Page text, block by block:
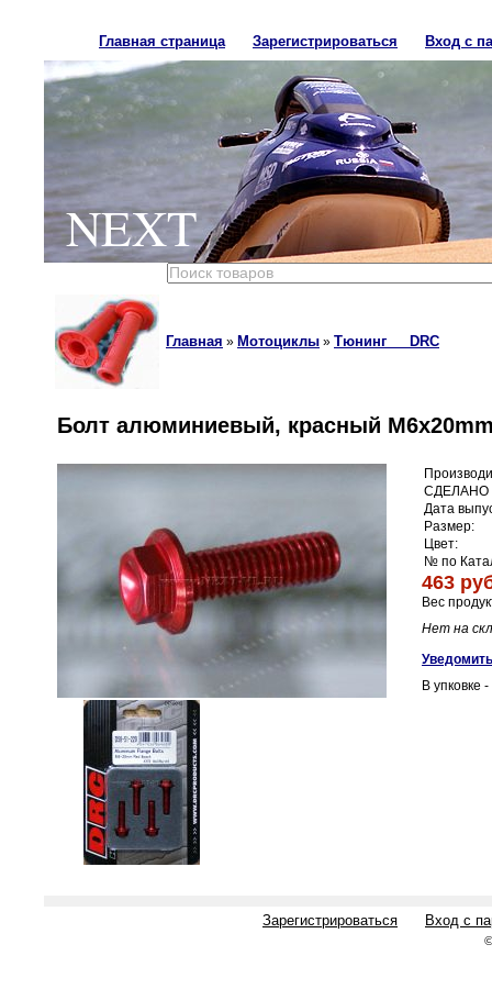
Главная страница Зарегистрироваться Вход с
NEXT
Главная » Мотоциклы » Тюнинг___DRC
Болт алюминиевый, красный M6x20mm
СДЕЛАНО
Дата
Размер:
Цвет:
№ по
463
Вес
Нет на
В упковке
Зарегистрироваться Вход с